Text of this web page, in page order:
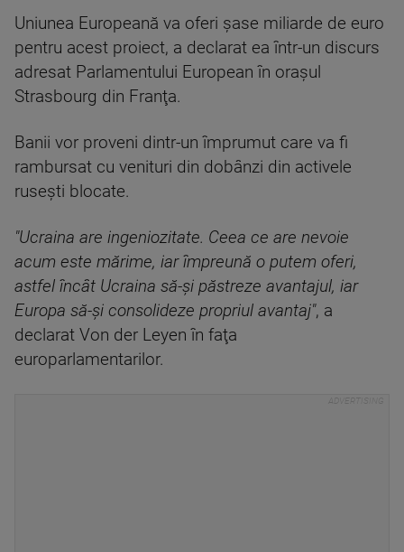
Uniunea Europeană va oferi şase miliarde de euro
pentru acest proiect, a declarat ea într-un discurs
adresat Parlamentului European în oraşul
Strasbourg din Franţa.
Banii vor proveni dintr-un împrumut care va fi
rambursat cu venituri din dobânzi din activele
ruseşti blocate.
"Ucraina are ingeniozitate. Ceea ce are nevoie
acum este mărime, iar împreună o putem oferi,
astfel încât Ucraina să-şi păstreze avantajul, iar
Europa să-şi consolideze propriul avantaj", a
declarat Von der Leyen în faţa
europarlamentarilor.